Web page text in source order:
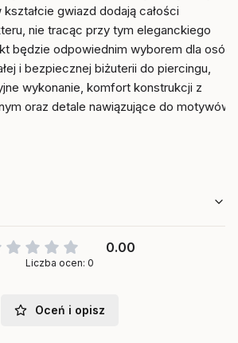
gwiazd dodają całości
nie tracąc przy tym eleganckiego
będzie odpowiednim wyborem dla osób
i bezpiecznej biżuterii do piercingu,
wykonanie, komfort konstrukcji z
oraz detale nawiązujące do motywów
0.00
Liczba ocen: 0
Oceń i opisz